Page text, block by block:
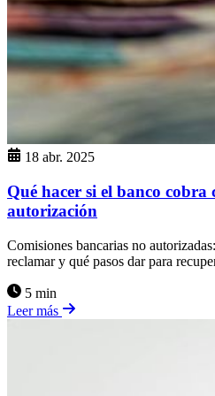
18 abr. 2025
Qué hacer si el banco cobra
autorización
Comisiones bancarias no
reclamar y qué pasos dar para
5 min
Leer más